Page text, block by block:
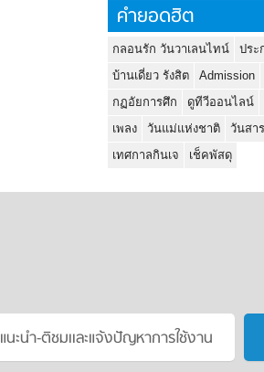
คำยอดฮิต
กลอนรัก วันวาเลนไทน์
ประ
บ้านเดี่ยว รังสิต
Admission
กฏอัยการศึก
ดูทีวีออนไลน์
เพลง
วันแม่แห่งชาติ
วันสา
เทศกาลกินเจ
เช็คพัสดุ
แนะนำ-ติชมเเละแจ้งปัญหาการใช้งาน